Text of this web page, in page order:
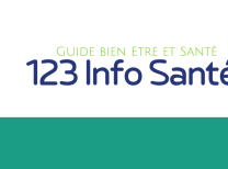
contenu